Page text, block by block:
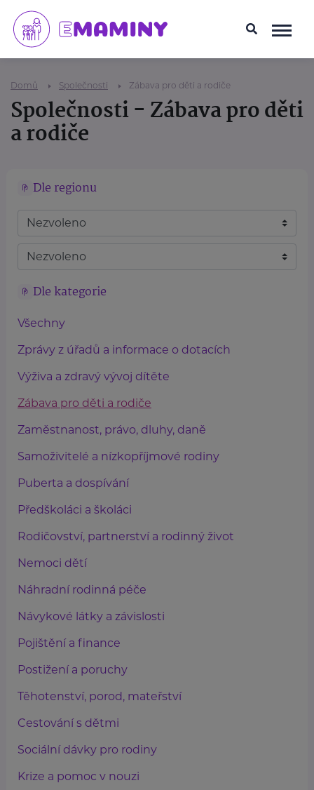
Domů Společnosti Zábava pro děti a rodiče
Společnosti - Zábava pro děti
a rodiče
Dle regionu
Dle kategorie
Všechny
Zprávy z úřadů a informace o dotacích
Výživa a zdravý vývoj dítěte
Zábava pro děti a rodiče
Zaměstnanost, právo, dluhy, daně
Samoživitelé a nízkopříjmové rodiny
Puberta a dospívání
Předškoláci a školáci
Rodičovství, partnerství a rodinný život
Nemoci dětí
Náhradní rodinná péče
Návykové látky a závislosti
Pojištění a finance
Postižení a poruchy
Těhotenství, porod, mateřství
Cestování s dětmi
Sociální dávky pro rodiny
Krize a pomoc v nouzi